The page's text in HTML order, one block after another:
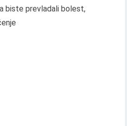
biste prevladali bolest,